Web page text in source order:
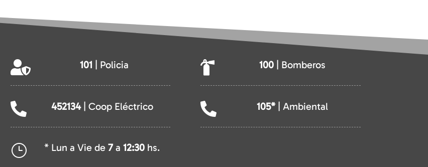
 101 | Policia
 452134| Coop Eléctrico
} * Lun a Vie de7 a12:30 hs.
 100| Bomberos
 105*| Ambiental